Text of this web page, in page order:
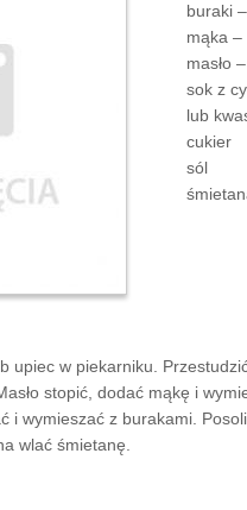
buraki
mąka –
masło
sok z
lub
cukier
sól
upiec w piekarniku.
stopić, dodać mąkę i
i wymieszać z burakami.
wlać śmietanę.